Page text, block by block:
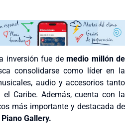
inversión fue demedio millón de
consolidarse como líder en la
audio y accesorios tanto
Caribe. Además, cuenta con la
más importante y destacada de
Gallery.